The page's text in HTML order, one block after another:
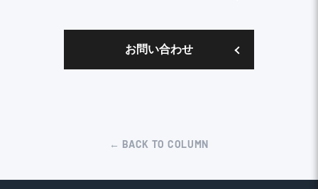
お問い合わせ
← BACK TO COLUMN